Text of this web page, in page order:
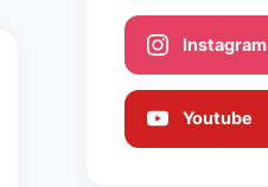
Instagram
Youtube